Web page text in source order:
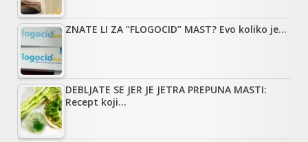
ZNATE LI ZA “FLOGOCID” MAST? Evo koliko je…
DEBLJATE SE JER JE JETRA PREPUNA MASTI:
Recept koji…